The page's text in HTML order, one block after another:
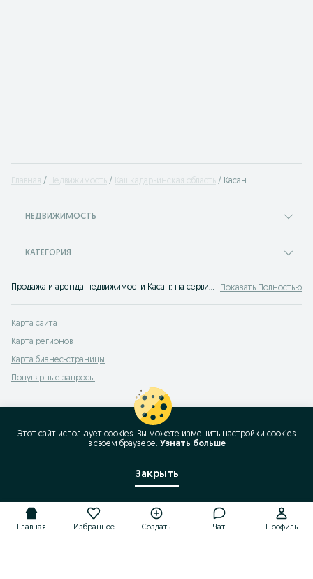
Главная Недвижимость Кашкадарьинская область Касан
НЕДВИЖИМОСТЬ
КАТЕГОРИЯ
Продажа и аренда недвижимости Касан: на сервисе объявлений OLX.uz Касан можно выгодно продать или купить недвижимость! OLX знает все о покупке жилья! Показать Полностью
Карта сайта
Карта регионов
Карта бизнес-страницы
Популярные запросы
Главная Избранное Создать Чат Профиль
Этот сайт использует cookies. Вы можете изменить настройки cookies
в своeм браузере. Узнать больше
Закрыть